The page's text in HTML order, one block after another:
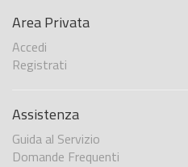
Area Privata
Accedi
Registrati
Assistenza
Guida al Servizio
Domande Frequenti